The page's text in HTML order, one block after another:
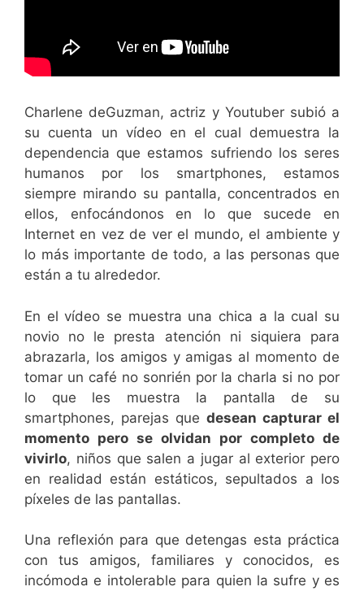
Charlene deGuzman, actriz y Youtuber subió a
su cuenta un vídeo en el cual demuestra la
dependencia que estamos sufriendo los seres
humanos por los smartphones, estamos
siempre mirando su pantalla, concentrados en
ellos, enfocándonos en lo que sucede en
Internet en vez de ver el mundo, el ambiente y
lo más importante de todo, a las personas que
están a tu alrededor.
En el vídeo se muestra una chica a la cual su
novio no le presta atención ni siquiera para
abrazarla, los amigos y amigas al momento de
tomar un café no sonrién por la charla si no por
lo que les muestra la pantalla de su
smartphones, parejas que desean capturar el
momento pero se olvidan por completo de
vivirlo, niños que salen a jugar al exterior pero
en realidad están estáticos, sepultados a los
píxeles de las pantallas.
Una reflexión para que detengas esta práctica
con tus amigos, familiares y conocidos, es
incómoda e intolerable para quien la sufre y es